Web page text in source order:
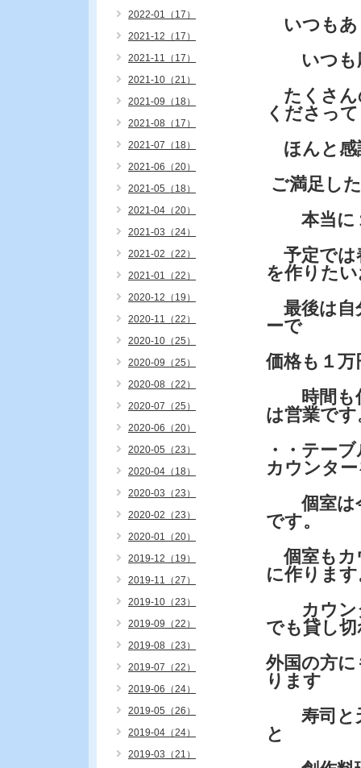
いつもあ
いつも応
たくさん
くださっ
ほんと感
ご満足し
本当に１
予定では
を作りた
最後は自
ーで
価格も１
時間も何
は営業です
・・テー
カウンタ
個室は今
です。
個室もカ
に作りま
カウンタ
でも貸し
外国の方
ります
寿司と天
と
2022-01（17）
2021-12（17）
2021-11（17）
2021-10（21）
2021-09（18）
2021-08（17）
2021-07（18）
2021-06（20）
2021-05（18）
2021-04（20）
2021-03（24）
2021-02（22）
2021-01（22）
2020-12（19）
2020-11（22）
2020-10（25）
2020-09（25）
2020-08（22）
2020-07（25）
2020-06（20）
2020-05（23）
2020-04（18）
2020-03（23）
2020-02（23）
2020-01（20）
2019-12（19）
2019-11（27）
2019-10（23）
2019-09（22）
2019-08（23）
2019-07（22）
2019-06（24）
2019-05（26）
2019-04（24）
2019-03（21）